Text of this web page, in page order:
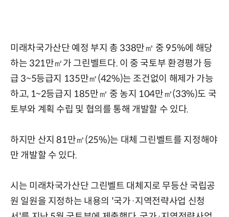
미래차국가산단 예정 부지 총 338만㎡ 중 95%에 해당
하는 321만㎡가 그린벨트다. 이 중 국토부 환경평가 등
급 3~5등급지 135만㎡(42%)는 조건없이 해제가 가능
하고, 1~2등급지 185만㎡ 중 농지 104만㎡(33%)도 국
토부와 계획 수립 및 협의를 통해 개발할 수 있다.
하지만 산지 81만㎡(25%)는 대체 그린벨트를 지정해야
만 개발할 수 있다.
시는 미래차국가산단 그린벨트 대체지로 무등산 국립공
원 일원을 지정하는 내용의 '국가·지역전략사업 신청